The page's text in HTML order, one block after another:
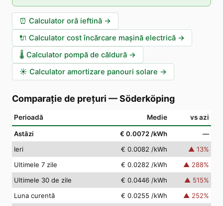
⏰ Calculator oră ieftină →
🔌 Calculator cost încărcare mașină electrică →
🌡️ Calculator pompă de căldură →
☀️ Calculator amortizare panouri solare →
Comparație de prețuri —Söderköping
Perioadă Medie vs azi
Astăzi € 0.0072 /kWh
—
Ieri
€ 0.0082 /kWh ▲ 13%
Ultimele 7 zile
€ 0.0282 /kWh ▲ 288%
Ultimele 30 de zile
€ 0.0446 /kWh ▲ 515%
Luna curentă
€ 0.0255 /kWh ▲ 252%